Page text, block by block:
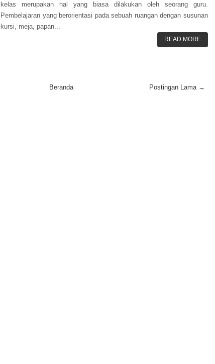
kelas merupakan hal yang biasa dilakukan oleh seorang guru.
Pembelajaran yang berorientasi pada sebuah ruangan dengan susunan
kursi, meja, papan...
READ MORE
Postingan Lama →
Beranda